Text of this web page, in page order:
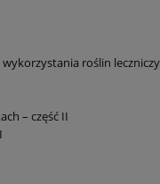
roślin
– część II